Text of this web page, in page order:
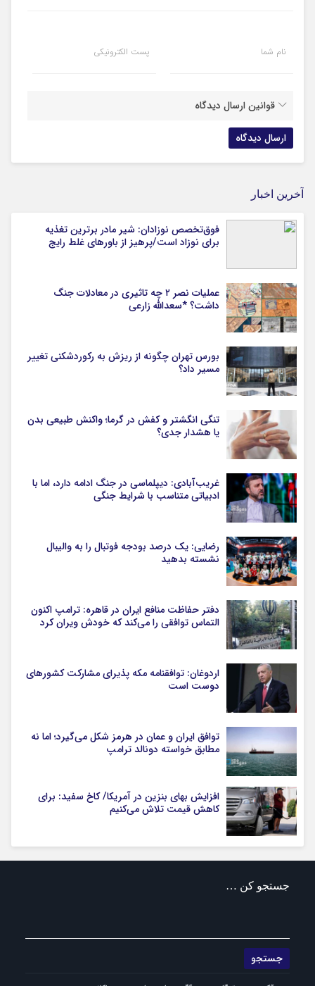
نام شما پست الکترونیکی
قوانین ارسال دیدگاه
آخرین اخبار
فوق‌تخصص نوزادان: شیر مادر برترین تغذیه
برای نوزاد است/پرهیز از باورهای غلط رایج
عملیات نصر ۲ چه تاثیری در معادلات جنگ
داشت؟ *سعدالله زارعی
بورس تهران چگونه از ریزش به رکوردشکنی تغییر
مسیر داد؟
تنگی انگشتر و کفش در گرما؛ واکنش طبیعی بدن
یا هشدار جدی؟
غریب‌آبادی: دیپلماسی در جنگ ادامه دارد، اما با
ادبیاتی متناسب با شرایط جنگی
رضایی: یک درصد بودجه فوتبال را به والیبال
نشسته بدهید
دفتر حفاظت منافع ایران در قاهره: ترامپ اکنون
التماس توافقی را می‌کند که خودش ویران کرد
اردوغان: توافقنامه مکه پذیرای مشارکت کشورهای
دوست است
توافق ایران و عمان در هرمز شکل می‌گیرد؛ اما نه
مطابق خواسته دونالد ترامپ
افزایش بهای بنزین در آمریکا/ کاخ سفید: برای
کاهش قیمت تلاش می‌کنیم
جستجو کن …